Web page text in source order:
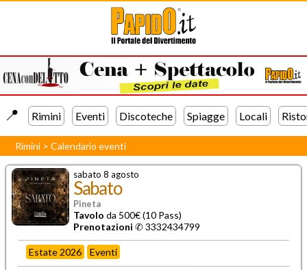
📍️ Rimini Eventi Discoteche Spiagge Locali
Rimini >Calendario eventi
sabato 8 agosto
Sabato
Pineta
Tavolo da 500€ (10 Pass)
Prenotazioni ✆3332434799
Estate 2026 Eventi